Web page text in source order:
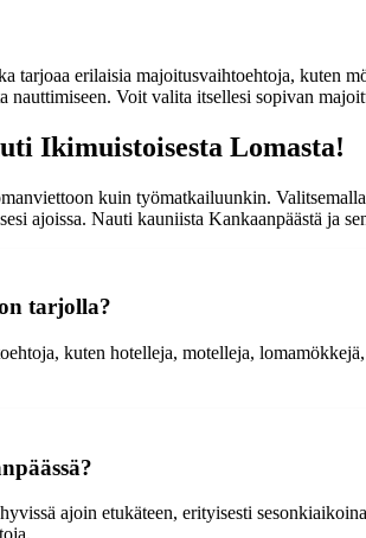
tarjoaa erilaisia majoitusvaihtoehtoja, kuten
Voit valita itsellesi sopivan
Ikimuistoisesta Lomasta!
kuin työmatkailuunkin.
ajoissa. Nauti kauniista Kankaanpäästä ja
tarjolla?
kuten hotelleja, motelleja,
ajoin etukäteen, erityisesti